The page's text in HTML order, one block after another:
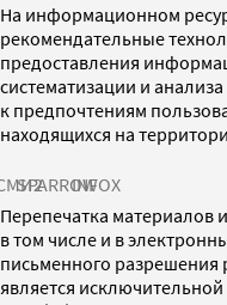
На информационном
рекомендательные
предоставления
систематизации и
к предпочтениям
находящихся на
SPARROWINFOX
Перепечатка материалов
в том числе и в
письменного разрешения
является